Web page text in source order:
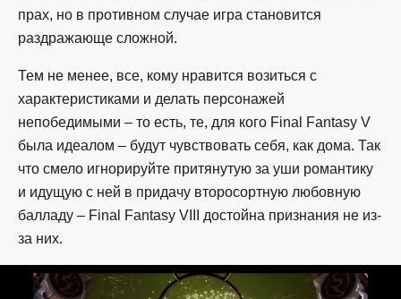
прах, но в противном случае игра становится
раздражающе сложной.
Тем не менее, все, кому нравится возиться с
характеристиками и делать персонажей
непобедимыми – то есть, те, для кого Final Fantasy V
была идеалом – будут чувствовать себя, как дома. Так
что смело игнорируйте притянутую за уши романтику
и идущую с ней в придачу второсортную любовную
балладу – Final Fantasy VIII достойна признания не из-
за них.